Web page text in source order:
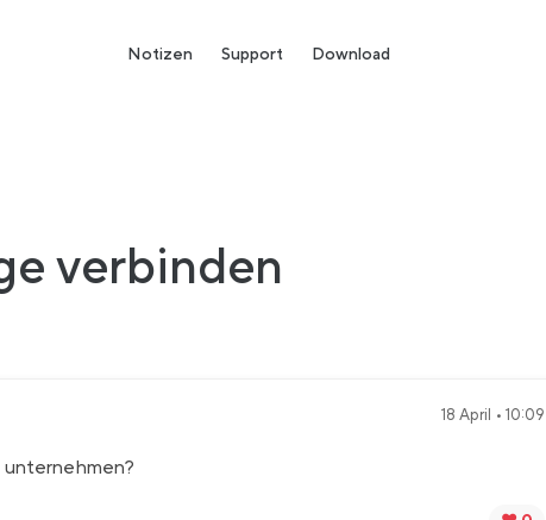
Notizen Support Download
verbinden
18 April • 10:09
unternehmen?